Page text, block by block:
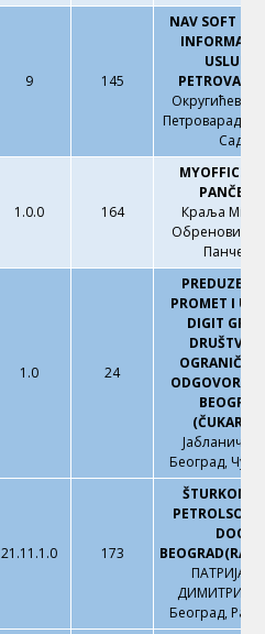
9 145
NAV SOFT
USLUGE
Округићева
Сад
1.0.0 164
MYOFFICE
PANČEVO
Краља
Обреновића
Панчево
1.0 24
PREDUZEĆE
PROMET I
DIGIT
DRUŠTVO
BEOGRAD
Јабланичка
Београд,
21.11.1.0 173
DOO
ДИМИТРИЈА
Београд,